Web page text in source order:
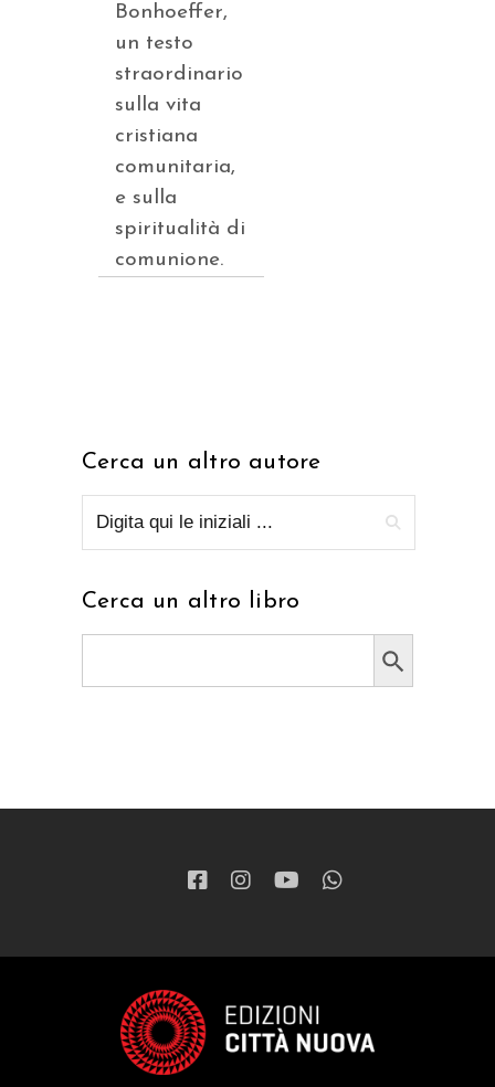
Bonhoeffer,
un testo
straordinario
sulla vita
cristiana
comunitaria,
e sulla
spiritualità di
comunione.
Cerca un altro autore
Cerca un altro libro
Search Button